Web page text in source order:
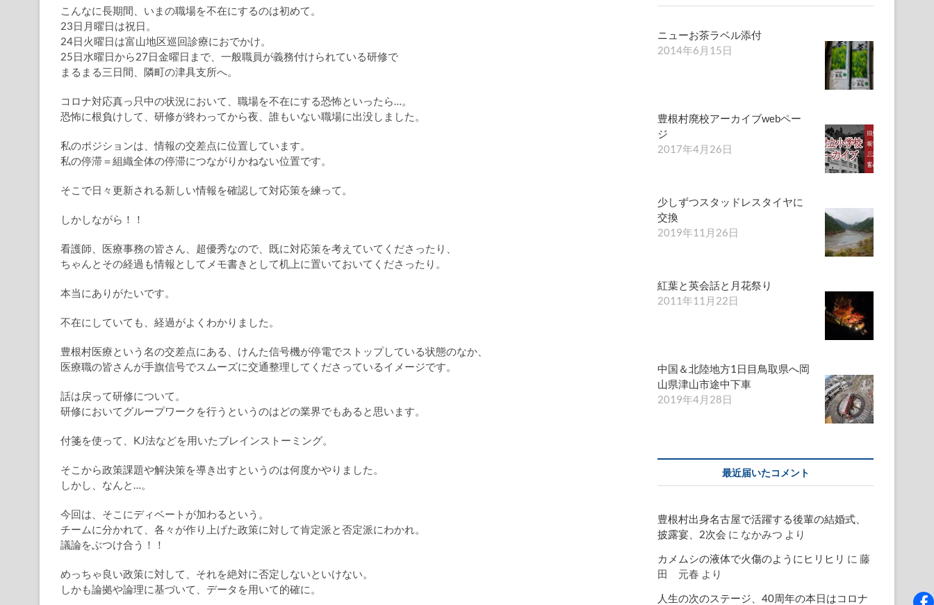
こんなに長期間、いまの職場を不在にするのは初めて。
23日月曜日は祝日。
24日火曜日は富山地区巡回診療におでかけ。
25日水曜日から27日金曜日まで、一般職員が義務付けられている研修で
まるまる三日間、隣町の津具支所へ。
コロナ対応真っ只中の状況において、職場を不在にする恐怖といったら…。
恐怖に根負けして、研修が終わってから夜、誰もいない職場に出没しました。
私のポジションは、情報の交差点に位置しています。
私の停滞＝組織全体の停滞につながりかねない位置です。
そこで日々更新される新しい情報を確認して対応策を練って。
しかしながら！！
看護師、医療事務の皆さん、超優秀なので、既に対応策を考えていてくださったり、
ちゃんとその経過も情報としてメモ書きとして机上に置いておいてくださったり。
本当にありがたいです。
不在にしていても、経過がよくわかりました。
豊根村医療という名の交差点にある、けんた信号機が停電でストップしている状態のなか、
医療職の皆さんが手旗信号でスムーズに交通整理してくださっているイメージです。
話は戻って研修について。
研修においてグループワークを行うというのはどの業界でもあると思います。
付箋を使って、KJ法などを用いたブレインストーミング。
そこから政策課題や解決策を導き出すというのは何度かやりました。
しかし、なんと…。
今回は、そこにディベートが加わるという。
チームに分かれて、各々が作り上げた政策に対して肯定派と否定派にわかれ。
議論をぶつけ合う！！
めっちゃ良い政策に対して、それを絶対に否定しないといけない。
しかも論拠や論理に基づいて、データを用いて的確に。
ニューお茶ラベル添付
2014年6月15日
豊根村廃校アーカイブwebペー
ジ
2017年4月26日
少しずつスタッドレスタイヤに
交換
2019年11月26日
紅葉と英会話と月花祭り
2011年11月22日
中国＆北陸地方1日目鳥取県へ岡
山県津山市途中下車
2019年4月28日
最近届いたコメント
豊根村出身名古屋で活躍する後輩の結婚式、
披露宴、2次会 に なかみつ より
カメムシの液体で火傷のようにヒリヒリ に 藤
田 元春 より
人生の次のステージ、40周年の本日はコロナ